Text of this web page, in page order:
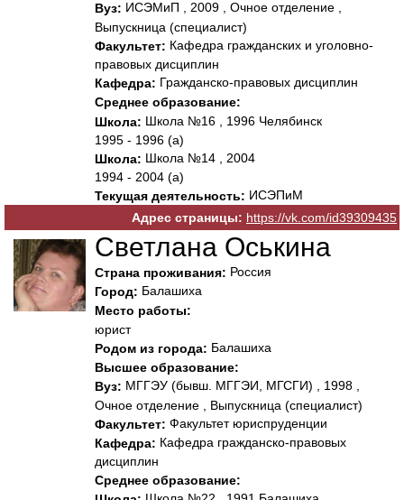
Вуз: ИСЭМиП , 2009 , Очное отделение ,
Выпускница (специалист)
Факультет: Кафедра гражданских и уголовно-
правовых дисциплин
Кафедра: Гражданско-правовых дисциплин
Среднее образование:
Школа: Школа №16 , 1996 Челябинск
1995 - 1996 (а)
Школа: Школа №14 , 2004
1994 - 2004 (а)
Текущая деятельность: ИСЭПиМ
Адрес страницы: https://vk.com/id39309435
Светлана Оськина
Страна проживания: Россия
Город: Балашиха
Место работы:
юрист
Родом из города: Балашиха
Высшее образование:
Вуз: МГГЭУ (бывш. МГГЭИ, МГСГИ) , 1998 ,
Очное отделение , Выпускница (специалист)
Факультет: Факультет юриспруденции
Кафедра: Кафедра гражданско-правовых
дисциплин
Среднее образование: